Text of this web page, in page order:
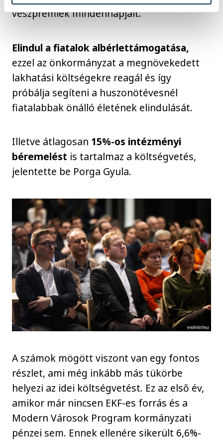
veszprémiek mindennapjait.
Elindul a fiatalok albérlettámogatása,
ezzel az önkormányzat a megnövekedett
lakhatási költségekre reagál és így
próbálja segíteni a huszonötévesnél
fiatalabbak önálló életének elindulását.
Illetve átlagosan 15%-os intézményi
béremelést is tartalmaz a költségvetés,
jelentette be Porga Gyula.
A számok mögött viszont van egy fontos
részlet, ami még inkább más tükörbe
helyezi az idei költségvetést. Ez az első év,
amikor már nincsen EKF-es forrás és a
Modern Városok Program kormányzati
pénzei sem. Ennek ellenére sikerült 6,6%-